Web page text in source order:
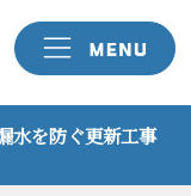
水を防ぐ更新工事